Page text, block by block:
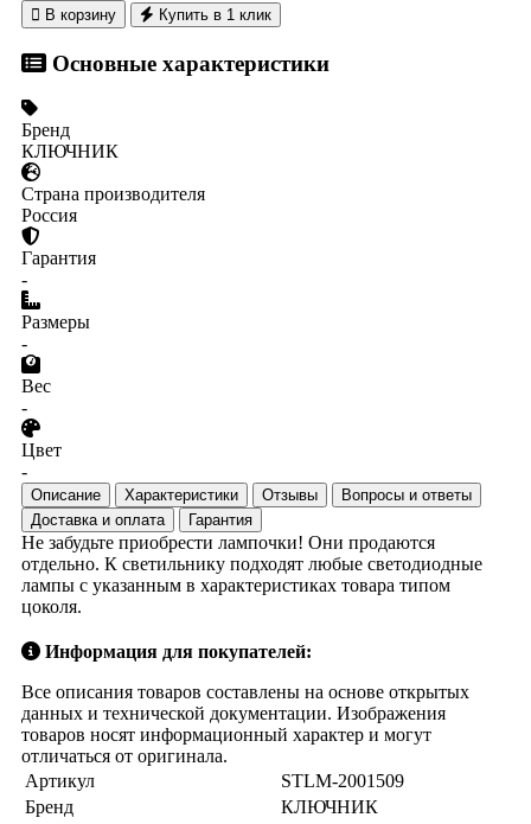
 В корзину Купить в 1 клик
Основные характеристики
Бренд
КЛЮЧНИК
Страна производителя
Россия
Гарантия
-
Размеры
-
Вес
-
Цвет
-
Описание Характеристики Отзывы
Вопросы и ответы
Доставка и оплата
Гарантия
Не забудьте приобрести лампочки! Они продаются
отдельно. К светильнику подходят любые светодиодные
лампы с указанным в характеристиках товара типом
цоколя.
Информация для покупателей:
Все описания товаров составлены на основе открытых
данных и технической документации. Изображения
товаров носят информационный характер и могут
отличаться от оригинала.
Артикул
STLM-2001509
Бренд
КЛЮЧНИК